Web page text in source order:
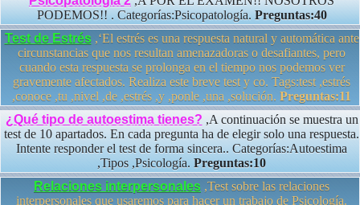
PODEMOS!! . Categorías:Psicopatología. Preguntas:40
Test de Estrés,‘El estrés es una respuesta natural y automática ante
circunstancias que nos resultan amenazadoras o desafiantes, pero
cuando esta respuesta se prolonga en el tiempo nos podemos ver
gravemente afectados. Realiza este breve test y co. Tags:test ,estrés
,conoce ,tu ,nivel ,de ,estrés ,y ,ponle ,una ,solución. Preguntas:11
¿Qué tipo de autoestima tienes? ,A continuación se muestra un
test de 10 apartados. En cada pregunta ha de elegir solo una respuesta.
Intente responder el test de forma sincera.. Categorías:Autoestima
,Tipos ,Psicología. Preguntas:10
Relaciones interpersonales ,Test sobre las relaciones
interpersonales que usaremos para hacer un trabajo de Psicología.